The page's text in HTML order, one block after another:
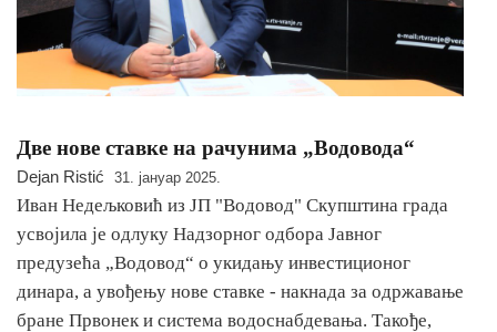
Две нове ставке на рачунима „Водовода“
Dejan Ristić 31. јануар 2025.
Иван Недељковић из ЈП "Водовод" Скупштина града
усвојила је одлуку Надзорног одбора Јавног
предузећа „Водовод“ о укидању инвестиционог
динара, а увођењу нове ставке - накнада за одржавање
бране Првонек и система водоснабдевања. Такође,